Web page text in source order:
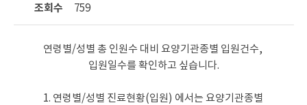
조회수 759
연령별/성별 총 인원수 대비 요양기관종별 입원건수,
입원일수를 확인하고 싶습니다.
1. 연령별/성별 진료현황(입원) 에서는 요양기관종별